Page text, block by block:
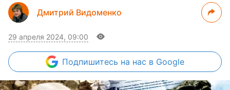
Дмитрий Видоменко
29 апреля 2024, 09:00
Подпишитесь на нас в Google